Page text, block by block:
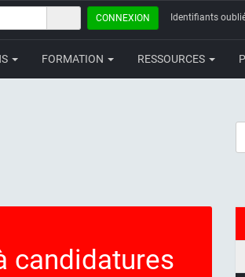
CONNEXION Identifiants
FORMATION RESSOURCES
candidatures